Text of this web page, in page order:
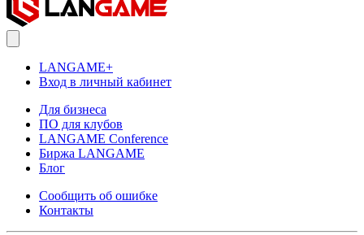
LANGAME+
Вход в личный кабинет
Для бизнеса
ПО для клубов
LANGAME Conference
Биржа LANGAME
Блог
Сообщить об ошибке
Контакты